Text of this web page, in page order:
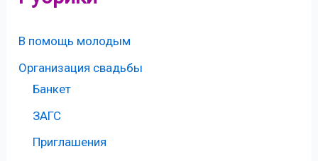
В помощь молодым
Организация свадьбы
Банкет
ЗАГС
Приглашения